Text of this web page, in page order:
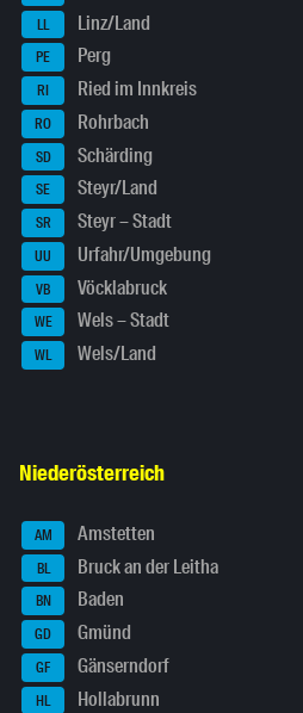
LL Linz/Land
PE Perg
RI Ried im Innkreis
RO Rohrbach
SD Schärding
SE Steyr/Land
SR Steyr – Stadt
UU Urfahr/Umgebung
VB Vöcklabruck
WE Wels – Stadt
WL Wels/Land
Niederösterreich
AM Amstetten
BL Bruck an der Leitha
BN Baden
GD Gmünd
GF Gänserndorf
HL Hollabrunn